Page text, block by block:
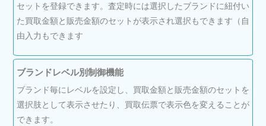
セットを登録できます。査定時には選択したブランドに紐付い
た買取金額と販売金額のセットが表示され選択もできます（自
由入力もできます
ブランドレベル別制御機能
ブランド毎にレベルを設定し、買取金額と販売金額のセットを
選択肢として表示させたり、買取伝票で表示色を変えることが
できます。